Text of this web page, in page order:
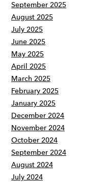
September 2025
August 2025
July 2025
June 2025
May 2025
April 2025
March 2025
February 2025
January 2025
December 2024
November 2024
October 2024
September 2024
August 2024
July 2024